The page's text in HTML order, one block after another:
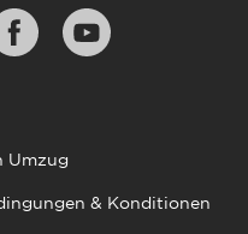
Umzug
& Konditionen